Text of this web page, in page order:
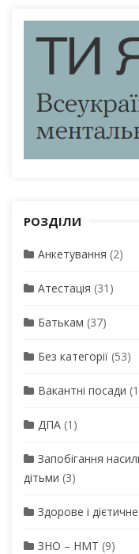
РОЗДІЛИ
Анкетування (2)
Атестація (31)
Батькам (37)
Без категорії (53)
Вакантні посади
ДПА (1)
Запобігання
дітьми (3)
Здорове і
ЗНО – НМТ (9)